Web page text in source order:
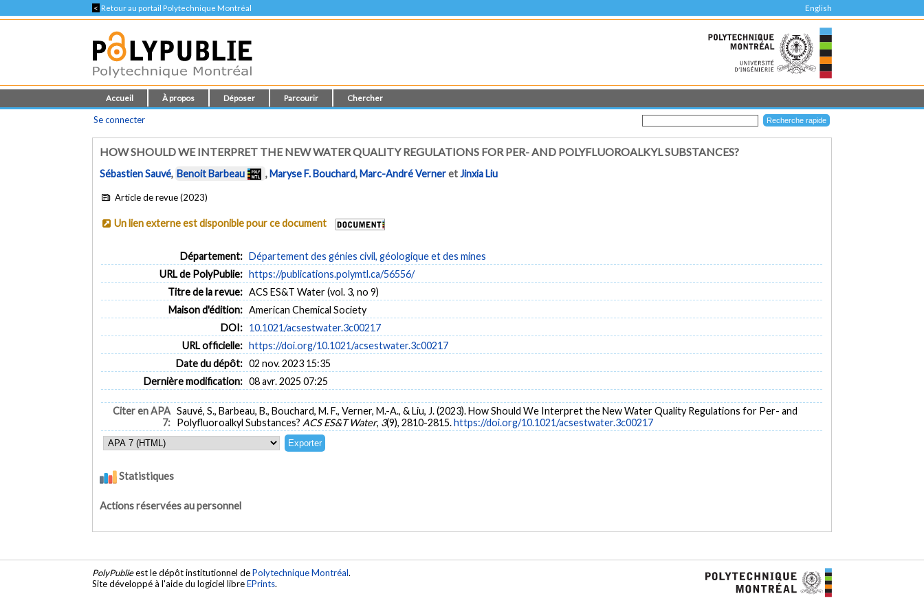
< Retour au portail Polytechnique Montréal English
Accueil À propos Déposer Parcourir Chercher
Se connecter
HOW SHOULD WE INTERPRET THE NEW WATER QUALITY REGULATIONS FOR PER- AND POLYFLUOROALKYL SUBSTANCES?
Sébastien Sauvé, Benoit Barbeau ,Maryse F. Bouchard,Marc-André VerneretJinxia Liu
Article de revue (2023)
Un lien externe est disponible pour ce document
Département: Département des génies civil, géologique et des mines
URL de PolyPublie: https://publications.polymtl.ca/56556/
Titre de la revue: ACS ES&T Water (vol. 3, no 9)
Maison d'édition: American Chemical Society
DOI: 10.1021/acsestwater.3c00217
URL officielle: https://doi.org/10.1021/acsestwater.3c00217
Date du dépôt: 02 nov. 2023 15:35
Dernière modification: 08 avr. 2025 07:25
Citer en APA
7:
Sauvé, S., Barbeau, B., Bouchard, M. F., Verner, M.-A., & Liu, J. (2023). How Should We Interpret the New Water Quality Regulations for Per- and
Polyfluoroalkyl Substances? ACS ES&T Water, 3(9), 2810-2815.https://doi.org/10.1021/acsestwater.3c00217
Statistiques
Actions réservées au personnel
PolyPublieest le dépôt institutionnel dePolytechnique Montréal.
Site développé à l'aide du logiciel libreEPrints.